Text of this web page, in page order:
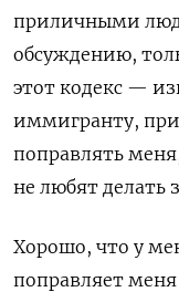
приличными
обсуждению,
этот кодекс —
иммигранту,
поправлять
не любят делать
Хорошо, что у
поправляет